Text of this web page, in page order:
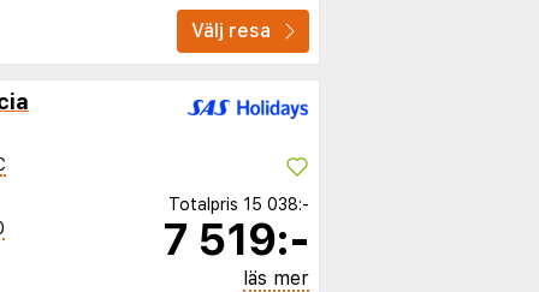
Välj resa
Totalpris 15 038:-
7 519:-
läs mer